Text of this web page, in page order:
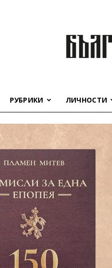
РУБРИКИ ЛИЧНОСТИ